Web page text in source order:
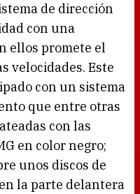
de dirección
con una
ellos promete el
velocidades. Este
con un sistema
que entre otras
con las
en color negro;
unos discos de
la parte delantera